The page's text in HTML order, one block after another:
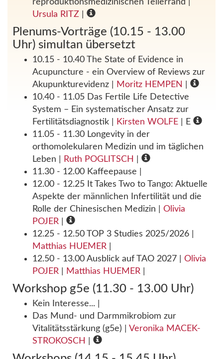
reproduktionsmedizinischen Tellerrand
Ursula RITZ
Plenums-Vorträge (10.15 - 13.00
Uhr) simultan übersetzt
10.15 - 10.40 The State of Evidence in
Acupuncture - ein Overview of Reviews zur
Akupunkturevidenz
Moritz HEMPEN
10.40 - 11.05 Das Fertile Life Detective
System – Ein systematischer Ansatz zur
Fertilitätsdiagnostik
Kirsten WOLFE | E
11.05 - 11.30 Longevity in der
orthomolekularen Medizin und im täglichen
Leben
Ruth POGLITSCH
11.30 - 12.00 Kaffeepause
12.00 - 12.25 It Takes Two to Tango: Aktuelle
Aspekte der männlichen Infertilität und die
Rolle der Chinesischen Medizin
Olivia
POJER
12.25 - 12.50 TOP 3 Studies 2025/2026
Matthias HUEMER
12.50 - 13.00 Ausblick auf TAO 2027
Olivia
POJER
Matthias HUEMER
Workshop g5e (11.30 - 13.00 Uhr)
Kein Interesse...
Das Mund- und Darmmikrobiom zur
Vitalitätsstärkung (g5e)
Veronika MACEK-
STROKOSCH